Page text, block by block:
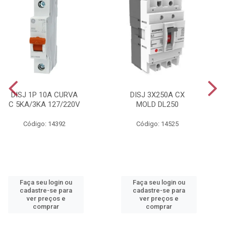
DISJ 1P 10A CURVA
C 5KA/3KA 127/220V
Código: 14392
Faça seu login ou
cadastre-se para
ver preços e
comprar
DISJ 3X250A CX
MOLD DL250
Código: 14525
Faça seu login ou
cadastre-se para
ver preços e
comprar